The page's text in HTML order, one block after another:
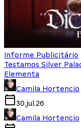
Informe Publicitário
Testamos Silver
Elementa
Camila Hortencio
30.jul.26
Camila Hortencio